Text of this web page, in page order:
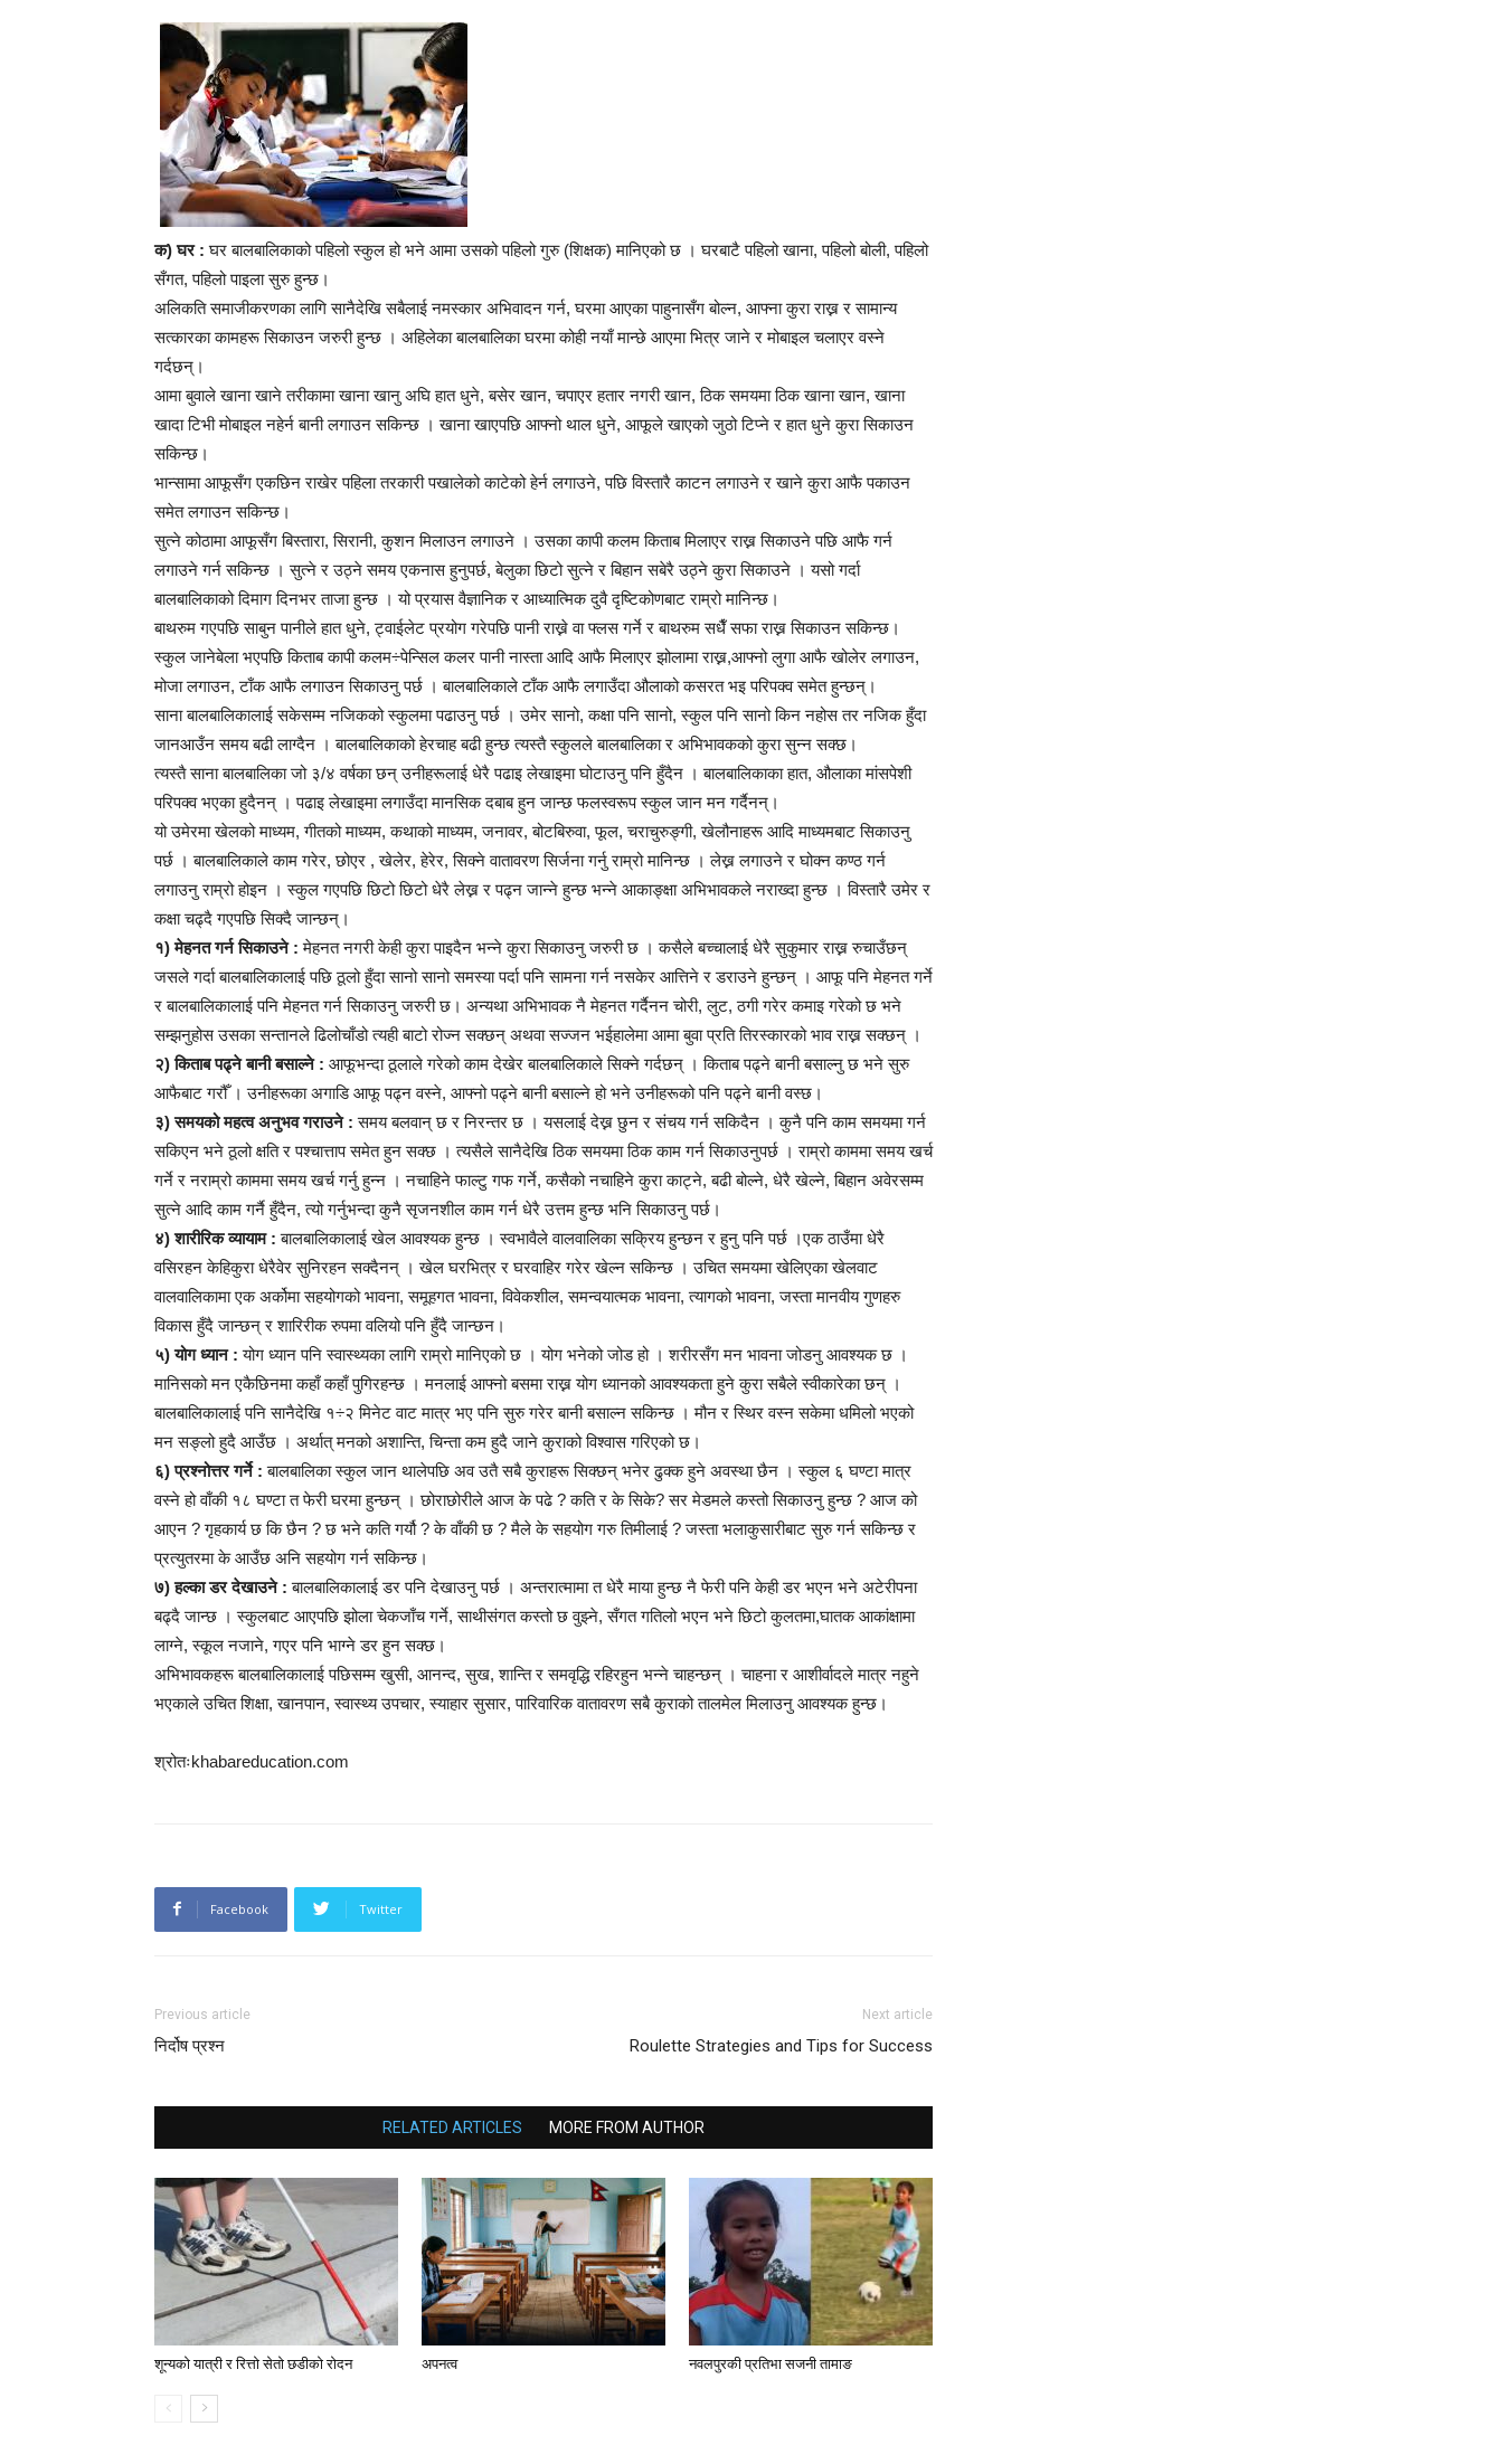
क) घर : घर बालबालिकाको पहिलो स्कुल हो भने आमा उसको पहिलो गुरु (शिक्षक) मानिएको छ । घरबाटै पहिलो खाना, पहिलो बोली, पहिलो
सँगत, पहिलो पाइला सुरु हुन्छ।
अलिकति समाजीकरणका लागि सानैदेखि सबैलाई नमस्कार अभिवादन गर्न, घरमा आएका पाहुनासँग बोल्न, आफ्ना कुरा राख्न र सामान्य
सत्कारका कामहरू सिकाउन जरुरी हुन्छ । अहिलेका बालबालिका घरमा कोही नयाँ मान्छे आएमा भित्र जाने र मोबाइल चलाएर वस्ने
गर्दछन्।
आमा बुवाले खाना खाने तरीकामा खाना खानु अघि हात धुने, बसेर खान, चपाएर हतार नगरी खान, ठिक समयमा ठिक खाना खान, खाना
खादा टिभी मोबाइल नहेर्न बानी लगाउन सकिन्छ । खाना खाएपछि आफ्नो थाल धुने, आफूले खाएको जुठो टिप्ने र हात धुने कुरा सिकाउन
सकिन्छ।
भान्सामा आफूसँग एकछिन राखेर पहिला तरकारी पखालेको काटेको हेर्न लगाउने, पछि विस्तारै काटन लगाउने र खाने कुरा आफै पकाउन
समेत लगाउन सकिन्छ।
सुत्ने कोठामा आफूसँग बिस्तारा, सिरानी, कुशन मिलाउन लगाउने । उसका कापी कलम किताब मिलाएर राख्न सिकाउने पछि आफै गर्न
लगाउने गर्न सकिन्छ । सुत्ने र उठ्ने समय एकनास हुनुपर्छ, बेलुका छिटो सुत्ने र बिहान सबेरै उठ्ने कुरा सिकाउने । यसो गर्दा
बालबालिकाको दिमाग दिनभर ताजा हुन्छ । यो प्रयास वैज्ञानिक र आध्यात्मिक दुवै दृष्टिकोणबाट राम्रो मानिन्छ।
बाथरुम गएपछि साबुन पानीले हात धुने, ट्वाईलेट प्रयोग गरेपछि पानी राख्ने वा फ्लस गर्ने र बाथरुम सधैँ सफा राख्न सिकाउन सकिन्छ।
स्कुल जानेबेला भएपछि किताब कापी कलम÷पेन्सिल कलर पानी नास्ता आदि आफै मिलाएर झोलामा राख्न,आफ्नो लुगा आफै खोलेर लगाउन,
मोजा लगाउन, टाँक आफै लगाउन सिकाउनु पर्छ । बालबालिकाले टाँक आफै लगाउँदा औलाको कसरत भइ परिपक्व समेत हुन्छन्।
साना बालबालिकालाई सकेसम्म नजिकको स्कुलमा पढाउनु पर्छ । उमेर सानो, कक्षा पनि सानो, स्कुल पनि सानो किन नहोस तर नजिक हुँदा
जानआउँन समय बढी लाग्दैन । बालबालिकाको हेरचाह बढी हुन्छ त्यस्तै स्कुलले बालबालिका र अभिभावकको कुरा सुन्न सक्छ।
त्यस्तै साना बालबालिका जो ३/४ वर्षका छन् उनीहरूलाई धेरै पढाइ लेखाइमा घोटाउनु पनि हुँदैन । बालबालिकाका हात, औलाका मांसपेशी
परिपक्व भएका हुदैनन् । पढाइ लेखाइमा लगाउँदा मानसिक दबाब हुन जान्छ फलस्वरूप स्कुल जान मन गर्दैनन्।
यो उमेरमा खेलको माध्यम, गीतको माध्यम, कथाको माध्यम, जनावर, बोटबिरुवा, फूल, चराचुरुङ्गी, खेलौनाहरू आदि माध्यमबाट सिकाउनु
पर्छ । बालबालिकाले काम गरेर, छोएर , खेलेर, हेरेर, सिक्ने वातावरण सिर्जना गर्नु राम्रो मानिन्छ । लेख्न लगाउने र घोक्न कण्ठ गर्न
लगाउनु राम्रो होइन । स्कुल गएपछि छिटो छिटो धेरै लेख्न र पढ्न जान्ने हुन्छ भन्ने आकाङ्क्षा अभिभावकले नराख्दा हुन्छ । विस्तारै उमेर र
कक्षा चढ्दै गएपछि सिक्दै जान्छन्।
१) मेहनत गर्न सिकाउने : मेहनत नगरी केही कुरा पाइदैन भन्ने कुरा सिकाउनु जरुरी छ । कसैले बच्चालाई धेरै सुकुमार राख्न रुचाउँछन्
जसले गर्दा बालबालिकालाई पछि ठूलो हुँदा सानो सानो समस्या पर्दा पनि सामना गर्न नसकेर आत्तिने र डराउने हुन्छन् । आफू पनि मेहनत गर्ने
र बालबालिकालाई पनि मेहनत गर्न सिकाउनु जरुरी छ। अन्यथा अभिभावक नै मेहनत गर्दैनन चोरी, लुट, ठगी गरेर कमाइ गरेको छ भने
सम्झनुहोस उसका सन्तानले ढिलोचाँडो त्यही बाटो रोज्न सक्छन् अथवा सज्जन भईहालेमा आमा बुवा प्रति तिरस्कारको भाव राख्न सक्छन् ।
२) किताब पढ्ने बानी बसाल्ने : आफूभन्दा ठूलाले गरेको काम देखेर बालबालिकाले सिक्ने गर्दछन् । किताब पढ्ने बानी बसाल्नु छ भने सुरु
आफैबाट गरौँ । उनीहरूका अगाडि आफू पढ्न वस्ने, आफ्नो पढ्ने बानी बसाल्ने हो भने उनीहरूको पनि पढ्ने बानी वस्छ।
३) समयको महत्व अनुभव गराउने : समय बलवान् छ र निरन्तर छ । यसलाई देख्न छुन र संचय गर्न सकिदैन । कुनै पनि काम समयमा गर्न
सकिएन भने ठूलो क्षति र पश्चात्ताप समेत हुन सक्छ । त्यसैले सानैदेखि ठिक समयमा ठिक काम गर्न सिकाउनुपर्छ । राम्रो काममा समय खर्च
गर्ने र नराम्रो काममा समय खर्च गर्नु हुन्न । नचाहिने फाल्टु गफ गर्ने, कसैको नचाहिने कुरा काट्ने, बढी बोल्ने, धेरै खेल्ने, बिहान अवेरसम्म
सुत्ने आदि काम गर्नै हुँदैन, त्यो गर्नुभन्दा कुनै सृजनशील काम गर्न धेरै उत्तम हुन्छ भनि सिकाउनु पर्छ।
४) शारीरिक व्यायाम : बालबालिकालाई खेल आवश्यक हुन्छ । स्वभावैले वालवालिका सक्रिय हुन्छन र हुनु पनि पर्छ ।एक ठाउँमा धेरै
वसिरहन केहिकुरा धेरैवेर सुनिरहन सक्दैनन् । खेल घरभित्र र घरवाहिर गरेर खेल्न सकिन्छ । उचित समयमा खेलिएका खेलवाट
वालवालिकामा एक अर्कोमा सहयोगको भावना, समूहगत भावना, विवेकशील, समन्वयात्मक भावना, त्यागको भावना, जस्ता मानवीय गुणहरु
विकास हुँदै जान्छन् र शारिरीक रुपमा वलियो पनि हुँदै जान्छन।
५) योग ध्यान : योग ध्यान पनि स्वास्थ्यका लागि राम्रो मानिएको छ । योग भनेको जोड हो । शरीरसँग मन भावना जोडनु आवश्यक छ ।
मानिसको मन एकैछिनमा कहाँ कहाँ पुगिरहन्छ । मनलाई आफ्नो बसमा राख्न योग ध्यानको आवश्यकता हुने कुरा सबैले स्वीकारेका छन् ।
बालबालिकालाई पनि सानैदेखि १÷२ मिनेट वाट मात्र भए पनि सुरु गरेर बानी बसाल्न सकिन्छ । मौन र स्थिर वस्न सकेमा धमिलो भएको
मन सङ्लो हुदै आउँछ । अर्थात् मनको अशान्ति, चिन्ता कम हुदै जाने कुराको विश्वास गरिएको छ।
६) प्रश्नोत्तर गर्ने : बालबालिका स्कुल जान थालेपछि अव उतै सबै कुराहरू सिक्छन् भनेर ढुक्क हुने अवस्था छैन । स्कुल ६ घण्टा मात्र
वस्ने हो वाँकी १८ घण्टा त फेरी घरमा हुन्छन् । छोराछोरीले आज के पढे ? कति र के सिके? सर मेडमले कस्तो सिकाउनु हुन्छ ? आज को
आएन ? गृहकार्य छ कि छैन ? छ भने कति गर्यौ ? के वाँकी छ ? मैले के सहयोग गरु तिमीलाई ? जस्ता भलाकुसारीबाट सुरु गर्न सकिन्छ र
प्रत्युतरमा के आउँछ अनि सहयोग गर्न सकिन्छ।
७) हल्का डर देखाउने : बालबालिकालाई डर पनि देखाउनु पर्छ । अन्तरात्मामा त धेरै माया हुन्छ नै फेरी पनि केही डर भएन भने अटेरीपना
बढ्दै जान्छ । स्कुलबाट आएपछि झोला चेकजाँच गर्ने, साथीसंगत कस्तो छ वुझ्ने, सँगत गतिलो भएन भने छिटो कुलतमा,घातक आकांक्षामा
लाग्ने, स्कूल नजाने, गएर पनि भाग्ने डर हुन सक्छ।
अभिभावकहरू बालबालिकालाई पछिसम्म खुसी, आनन्द, सुख, शान्ति र समवृद्धि रहिरहुन भन्ने चाहन्छन् । चाहना र आशीर्वादले मात्र नहुने
भएकाले उचित शिक्षा, खानपान, स्वास्थ्य उपचार, स्याहार सुसार, पारिवारिक वातावरण सबै कुराको तालमेल मिलाउनु आवश्यक हुन्छ।
श्रोतःkhabareducation.com
Facebook Twitter
Previous article
निर्दोष प्रश्न
Next article
Roulette Strategies and Tips for Success
RELATED ARTICLES MORE FROM AUTHOR
शून्यको यात्री र रित्तो सेतो छडीको रोदन अपनत्व नवलपुरकी प्रतिभा सजनी तामाङ